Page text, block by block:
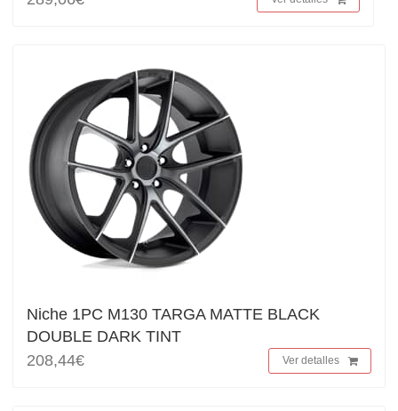
Niche 1PC M130 TARGA MATTE BLACK
DOUBLE DARK TINT
208,44€
Ver detalles